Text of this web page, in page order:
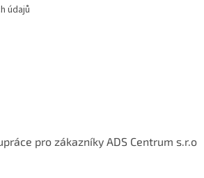
údajů
pro zákazníky ADS Centrum s.r.o